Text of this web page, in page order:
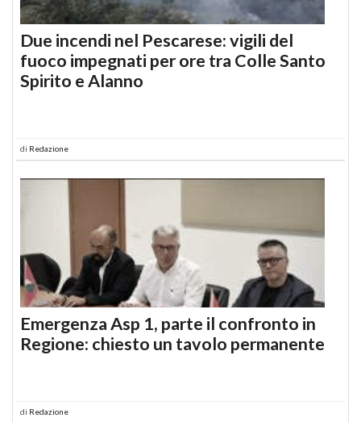
Due incendi nel Pescarese: vigili del
fuoco impegnati per ore tra Colle Santo
Spirito e Alanno
di Redazione
Emergenza Asp 1, parte il confronto in
Regione: chiesto un tavolo permanente
di Redazione